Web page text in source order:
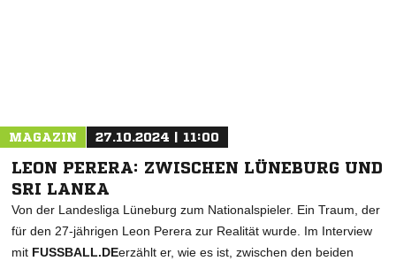
MAGAZIN 27.10.2024 | 11:00
LEON PERERA: ZWISCHEN LÜNEBURG UND
SRI LANKA
Von der Landesliga Lüneburg zum Nationalspieler. Ein Traum, der
für den 27-jährigen Leon Perera zur Realität wurde. Im Interview
mit FUSSBALL.DEerzählt er, wie es ist, zwischen den beiden